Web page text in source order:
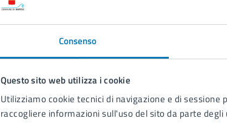
Consenso
Questo sito web utilizza i cookie
Utilizziamo cookie tecnici di navigazione e di
raccogliere informazioni sull'uso del sito da parte degli
Leggi le domande frequenti
Richiedi assistenza